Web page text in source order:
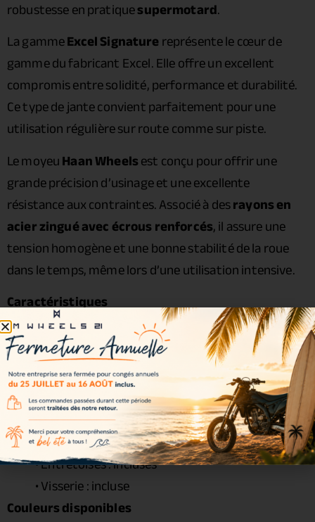
robustesse en pratiquesupermotard.
La gammeExcel Signaturereprésente le cœur de
gamme du fabricant Excel. Elle offre un excellent
compromis entre solidité, performance et durabilité.
Ce type de jante convient parfaitement pour une
utilisation régulière sur route comme sur piste.
Le moyeuHaan Wheelsest conçu pour offrir une
grande précision d’usinage et une excellente
résistance aux contraintes. Associé à desrayons en
acier zingué avec écrous renforcés, il assure une
tension homogène et une bonne stabilité de la roue
dans le temps, même lors d’une utilisation intensive.
Caractéristiques
Cercle :Excel Signature 5.00 x 17
• Moyeu :Haan Wheels
• Rayons : acier zingué
• Écrous : acier renforcé
• Roulements : inclus
• Joints spy : inclus
• Entretoises : incluses
• Visserie : incluse
Couleurs disponibles